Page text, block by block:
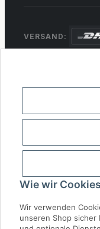
Wie wir
Wir verwenden
unseren Shop
VERSAND:
* Alle Preise inkl.